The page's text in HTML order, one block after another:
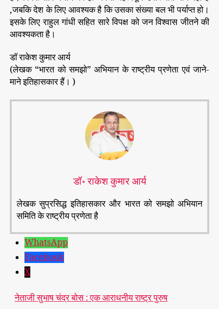
,जबकि देश के लिए आवश्यक है कि उसका संख्या बल भी पर्याप्त हो।
इसके लिए राहुल गांधी सहित सारे विपक्ष को जन विश्वास जीतने की
आवश्यकता है।
डॉ राकेश कुमार आर्य
(लेखक “भारत को समझो” अभियान के राष्ट्रीय प्रणेता एवं जाने-
माने इतिहासकार हैं। )
डॉ॰ राकेश कुमार आर्य
लेखक सुप्रसिद्ध इतिहासकार और भारत को समझो अभियान
समिति के राष्ट्रीय प्रणेता है
WhatsApp
Facebook
X
नेताजी सुभाष चंद्र बोस : एक आराधनीय राष्ट्र पुरुष